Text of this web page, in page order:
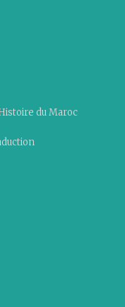
du Maroc